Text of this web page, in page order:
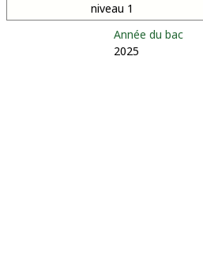
niveau 1
Année du bac
2025